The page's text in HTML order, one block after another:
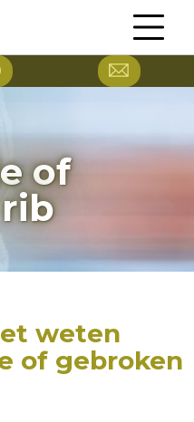
of
weten
of gebroken